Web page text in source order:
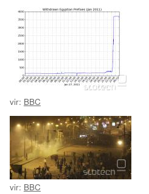
vir: BBC
vir: BBC